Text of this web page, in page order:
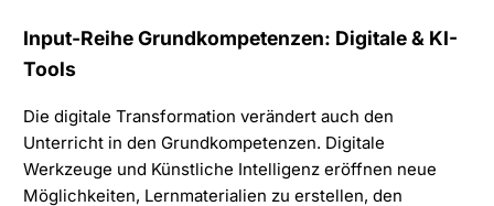
Input-Reihe Grundkompetenzen: Digitale & KI-
Tools
Die digitale Transformation verändert auch den
Unterricht in den Grundkompetenzen. Digitale
Werkzeuge und Künstliche Intelligenz eröffnen neue
Möglichkeiten, Lernmaterialien zu erstellen, den